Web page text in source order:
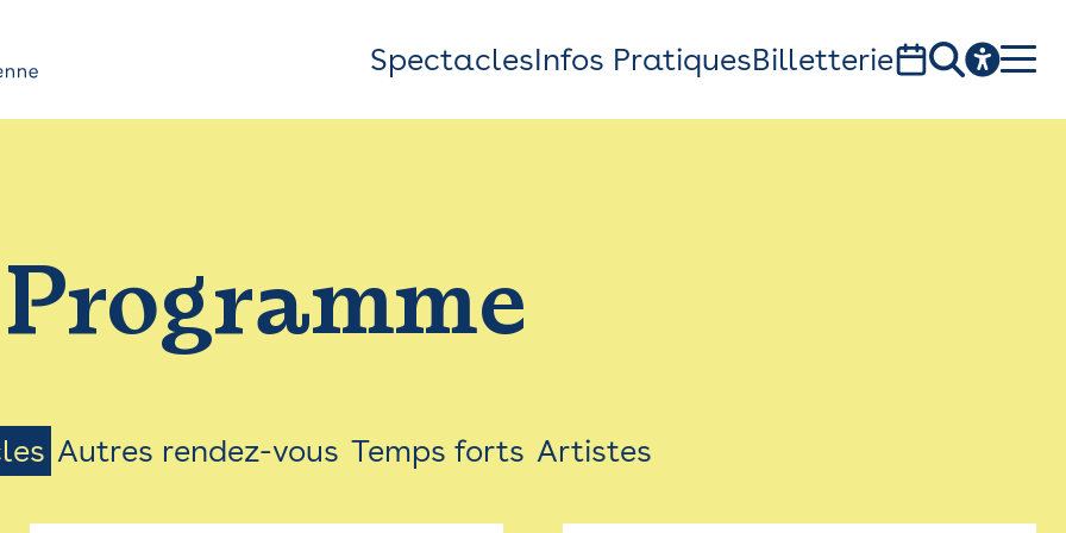
Top
Bar
Menu
SpectaclesInfos PratiquesBilletterie
1, av. du Chateau d'eau - 31300 Toulouse
Programme
Autres rendez-vous Temps forts Artistes